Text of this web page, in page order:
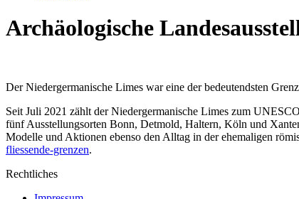
Archäologische
Der Niedergermanische Limes war eine der bedeutendsten
Seit Juli 2021 zählt der Niedergermanische Limes zum
fünf Ausstellungsorten Bonn, Detmold, Haltern, Köln und
Modelle und Aktionen ebenso den Alltag in der ehemaligen
fliessende-grenzen.
Rechtliches